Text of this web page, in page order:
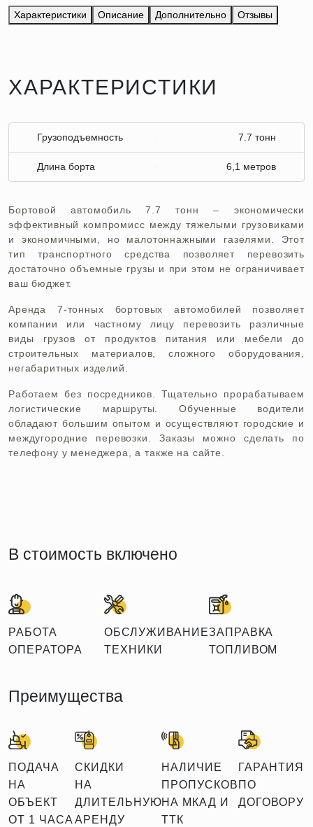
Характеристики Описание Дополнительно Отзывы
ХАРАКТЕРИСТИКИ
Грузоподъемность 7.7 тонн
Длина борта 6,1 метров
Бортовой автомобиль 7.7 тонн – экономически
эффективный компромисс между тяжелыми грузовиками
и экономичными, но малотоннажными газелями. Этот
тип транспортного средства позволяет перевозить
достаточно объемные грузы и при этом не ограничивает
ваш бюджет.
Аренда 7-тонных бортовых автомобилей позволяет
компании или частному лицу перевозить различные
виды грузов от продуктов питания или мебели до
строительных материалов, сложного оборудования,
негабаритных изделий.
Работаем без посредников. Тщательно прорабатываем
логистические маршруты. Обученные водители
обладают большим опытом и осуществляют городские и
междугородние перевозки. Заказы можно сделать по
телефону у менеджера, а также на сайте.
В стоимость включено
РАБОТА
ОПЕРАТОРА
ОБСЛУЖИВАНИЕ
ТЕХНИКИ
ЗАПРАВКА
ТОПЛИВОМ
Преимущества
ПОДАЧА
НА
ОБЪЕКТ
ОТ 1 ЧАСА
СКИДКИ
НА
ДЛИТЕЛЬНУЮ
АРЕНДУ
НАЛИЧИЕ
ПРОПУСКОВ
НА МКАД И
ТТК
ГАРАНТИЯ
ПО
ДОГОВОРУ